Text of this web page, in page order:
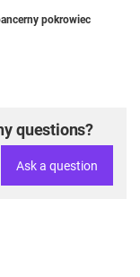
pokrowiec
questions?
Ask a question